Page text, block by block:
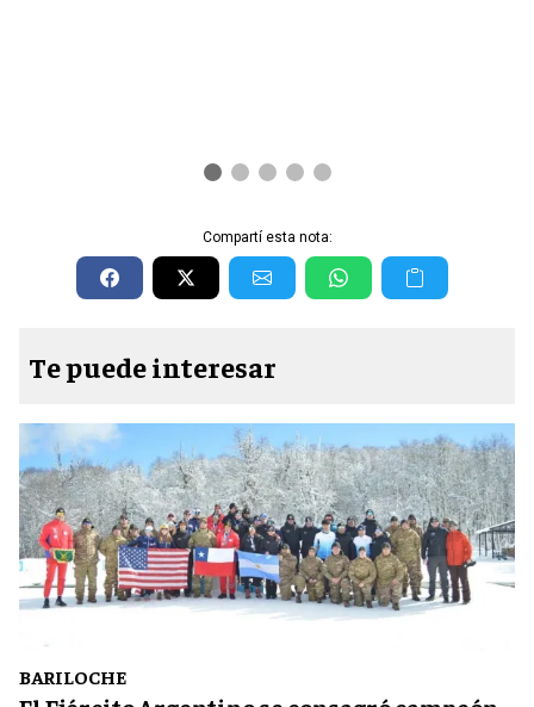
Compartí esta nota:
Te puede interesar
BARILOCHE